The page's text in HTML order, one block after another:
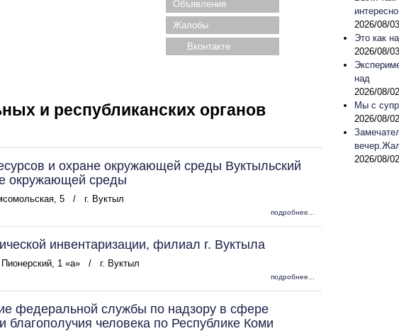
Объявления
Жалобы
Вконтакте
и республиканских органов
и охране окружающей среды Вуктыльский
окружающей среды
5 / г. Вуктыл
подробнее...
инвентаризации, филиал г. Вуктыла
1 «а» / г. Вуктыл
подробнее...
федеральной службы по надзору в сфере
благополучия человека по Республике Коми
интересно
2026/08/
Это как
2026/08/
над
2026/08/
Мы с
2026/08/
2026/08/